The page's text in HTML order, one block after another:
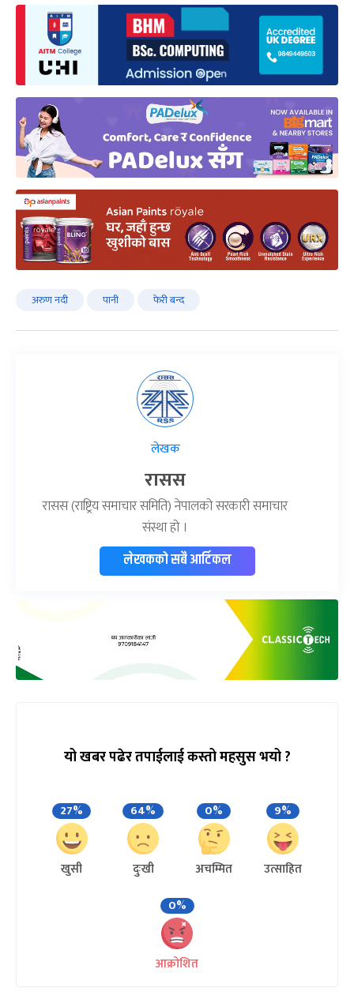
अरुण नदी पानी फेरी बन्द
लेखक
रासस
रासस (राष्ट्रिय समाचार समिति) नेपालको सरकारी समाचार
संस्था हो ।
लेखकको सबै आर्टिकल
यो खबर पढेर तपाईलाई कस्तो महसुस भयो ?
27%
खुसी
64%
दुःखी
0%
अचम्मित
9%
उत्साहित
0%
आक्रोशित